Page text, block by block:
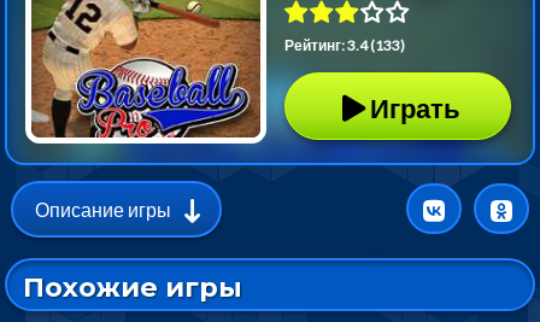
Рейтинг: 3.4 (133)
Играть
Описание игры
Похожие игры